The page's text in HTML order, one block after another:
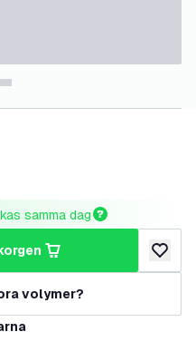
samma dag
lägg
volymer?